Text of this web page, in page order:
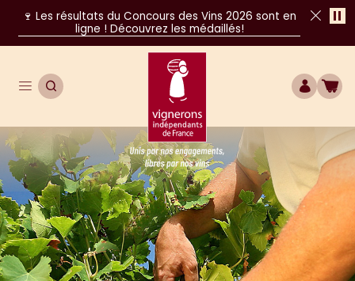
🍷 Les résultats du Concours des Vins 2026 sont en
ligne ! Découvrez les médaillés!
Ouvrir le menu de navigation
OUVRIR LA RECHERCHE
Unis par nos engagements, libres par
COMPTE